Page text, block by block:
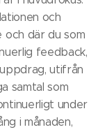
och
och där du som
feedback,
utifrån
samtal som
under
i månaden,